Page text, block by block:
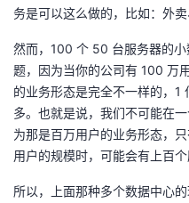
务是可以这么做的，比如：外卖
然而，100 个 50 台服务器的
题，因为当你的公司有 100 万
的业务形态是完全不一样的，1
多。也就是说，我们不可能在
为那是百万用户的业务形态，
用户的规模时，可能会有上百
所以，上面那种多个数据中心